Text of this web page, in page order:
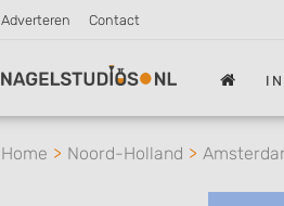
Adverteren Contact
Home Noord-Holland